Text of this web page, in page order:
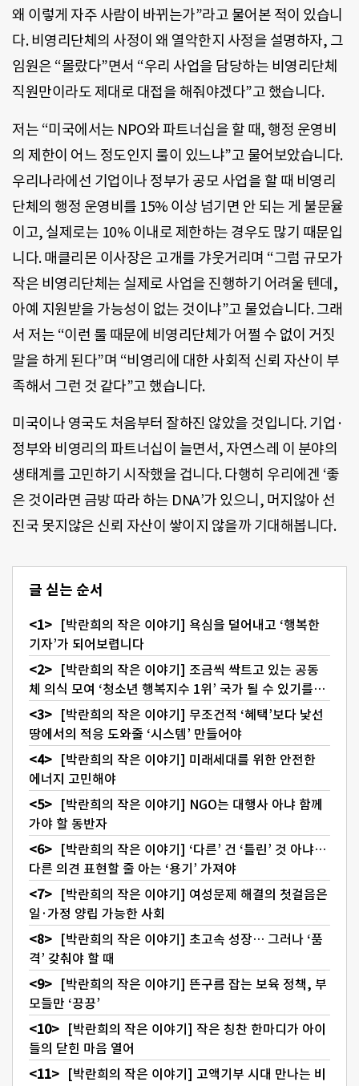
왜 이렇게 자주 사람이 바뀌는가”라고 물어본 적이 있습니
다. 비영리단체의 사정이 왜 열악한지 사정을 설명하자, 그
임원은 “몰랐다”면서 “우리 사업을 담당하는 비영리단체
직원만이라도 제대로 대접을 해줘야겠다”고 했습니다.
저는 “미국에서는 NPO와 파트너십을 할 때, 행정 운영비
의 제한이 어느 정도인지 룰이 있느냐”고 물어보았습니다.
우리나라에선 기업이나 정부가 공모 사업을 할 때 비영리
단체의 행정 운영비를 15% 이상 넘기면 안 되는 게 불문율
이고, 실제로는 10% 이내로 제한하는 경우도 많기 때문입
니다. 매클리몬 이사장은 고개를 갸웃거리며 “그럼 규모가
작은 비영리단체는 실제로 사업을 진행하기 어려울 텐데,
아예 지원받을 가능성이 없는 것이냐”고 물었습니다. 그래
서 저는 “이런 룰 때문에 비영리단체가 어쩔 수 없이 거짓
말을 하게 된다”며 “비영리에 대한 사회적 신뢰 자산이 부
족해서 그런 것 같다”고 했습니다.
미국이나 영국도 처음부터 잘하진 않았을 것입니다. 기업·
정부와 비영리의 파트너십이 늘면서, 자연스레 이 분야의
생태계를 고민하기 시작했을 겁니다. 다행히 우리에겐 ‘좋
은 것이라면 금방 따라 하는 DNA’가 있으니, 머지않아 선
진국 못지않은 신뢰 자산이 쌓이지 않을까 기대해봅니다.
글 싣는 순서
[박란희의 작은 이야기] 욕심을 덜어내고 ‘행복한
기자’가 되어보렵니다
[박란희의 작은 이야기] 조금씩 싹트고 있는 공동
체 의식 모여 ‘청소년 행복지수 1위’ 국가 될 수 있기를…
[박란희의 작은 이야기] 무조건적 ‘혜택’보다 낯선
땅에서의 적응 도와줄 ‘시스템’ 만들어야
[박란희의 작은 이야기] 미래세대를 위한 안전한
에너지 고민해야
[박란희의 작은 이야기] NGO는 대행사 아냐 함께
가야 할 동반자
[박란희의 작은 이야기] ‘다른’ 건 ‘틀린’ 것 아냐…
다른 의견 표현할 줄 아는 ‘용기’ 가져야
[박란희의 작은 이야기] 여성문제 해결의 첫걸음은
일·가정 양립 가능한 사회
[박란희의 작은 이야기] 초고속 성장… 그러나 ‘품
격’ 갖춰야 할 때
[박란희의 작은 이야기] 뜬구름 잡는 보육 정책, 부
모들만 ‘끙끙’
[박란희의 작은 이야기] 작은 칭찬 한마디가 아이
들의 닫힌 마음 열어
[박란희의 작은 이야기] 고액기부 시대 만나는 비